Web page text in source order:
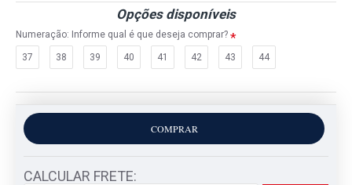
Opções disponíveis
Numeração: Informe qual é que deseja comprar?
37 38 39 40 41 42 43 44
COMPRAR
CALCULAR FRETE: